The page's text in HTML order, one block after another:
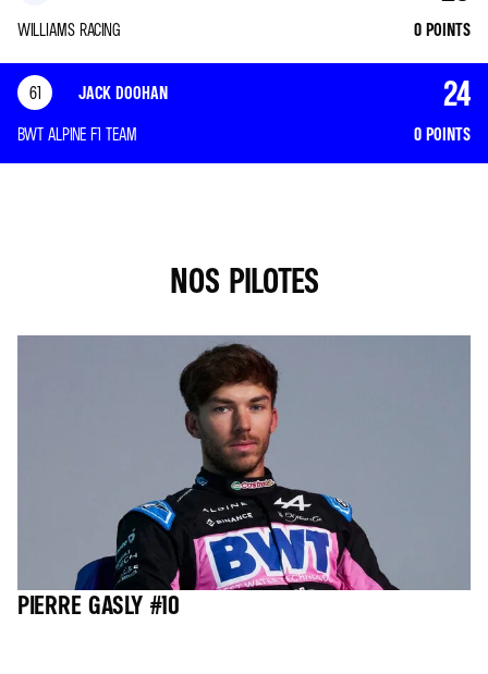
WILLIAMS RACING
0 POINTS
24
61
BWT ALPINE F1 TEAM
JACK DOOHAN
0 POINTS
NOS PILOTES
PIERRE GASLY #10